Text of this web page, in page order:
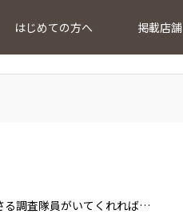
はじめての方へ 掲載店
る調査隊員がいてくれれば…